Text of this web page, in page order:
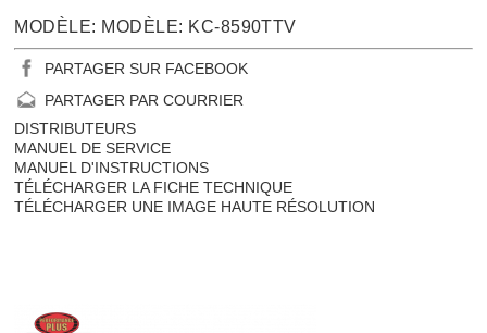
MODÈLE: MODÈLE: KC-8590TTV
PARTAGER SUR FACEBOOK
PARTAGER PAR COURRIER
DISTRIBUTEURS
MANUEL DE SERVICE
MANUEL D'INSTRUCTIONS
TÉLÉCHARGER LA FICHE TECHNIQUE
TÉLÉCHARGER UNE IMAGE HAUTE RÉSOLUTION